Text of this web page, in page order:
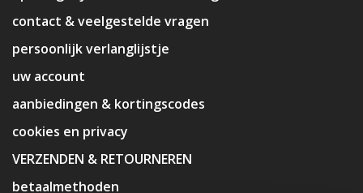
contact & veelgestelde vragen
persoonlijk verlanglijstje
uw account
aanbiedingen & kortingscodes
cookies en privacy
VERZENDEN & RETOURNEREN
betaalmethoden